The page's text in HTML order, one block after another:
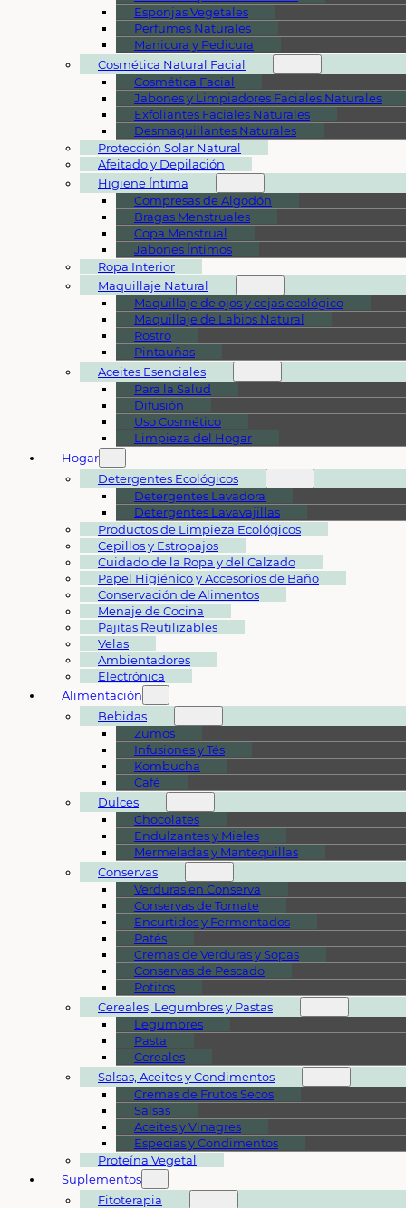
Esponjas Vegetales
Perfumes Naturales
Manicura y Pedicura
Cosmética Natural Facial
Cosmética Facial
Jabones y Limpiadores Faciales Naturales
Exfoliantes Faciales Naturales
Desmaquillantes Naturales
Protección Solar Natural
Afeitado y Depilación
Higiene Íntima
Compresas de Algodón
Bragas Menstruales
Copa Menstrual
Jabones Íntimos
Ropa Interior
Maquillaje Natural
Maquillaje de ojos y cejas ecológico
Maquillaje de Labios Natural
Rostro
Pintauñas
Aceites Esenciales
Para la Salud
Difusión
Uso Cosmético
Limpieza del Hogar
Hogar
Detergentes Ecológicos
Detergentes Lavadora
Detergentes Lavavajillas
Productos de Limpieza Ecológicos
Cepillos y Estropajos
Cuidado de la Ropa y del Calzado
Papel Higiénico y Accesorios de Baño
Conservación de Alimentos
Menaje de Cocina
Pajitas Reutilizables
Velas
Ambientadores
Electrónica
Alimentación
Bebidas
Zumos
Infusiones y Tés
Kombucha
Café
Dulces
Chocolates
Endulzantes y Mieles
Mermeladas y Mantequillas
Conservas
Verduras en Conserva
Conservas de Tomate
Encurtidos y Fermentados
Patés
Cremas de Verduras y Sopas
Conservas de Pescado
Potitos
Cereales, Legumbres y Pastas
Legumbres
Pasta
Cereales
Salsas, Aceites y Condimentos
Cremas de Frutos Secos
Salsas
Aceites y Vinagres
Especias y Condimentos
Proteína Vegetal
Suplementos
Fitoterapia